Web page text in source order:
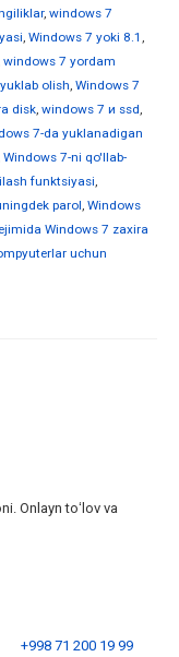
, windows 7
, Windows 7 yoki 8.1 ,
windows 7 yordam
olish, Windows 7
disk, windows 7 и ssd,
7-da yuklanadigan
Windows 7-ni qo'llab-
funktsiyasi,
parol, Windows
Windows 7 zaxira
uchun
Onlayn toʻlov va
+998 71 200 19 99